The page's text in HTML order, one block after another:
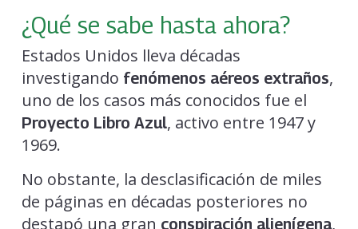
¿Qué se sabe hasta ahora?
Estados Unidos lleva décadas
investigando fenómenos aéreos extraños,
uno de los casos más conocidos fue el
Proyecto Libro Azul, activo entre 1947 y
1969.
No obstante, la desclasificación de miles
de páginas en décadas posteriores no
destapó una gran conspiración alienígena,